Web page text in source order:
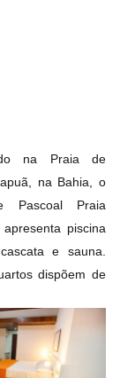
na Praia de
na Bahia, o
Pascoal Praia
apresenta piscina
e sauna.
dispõem de